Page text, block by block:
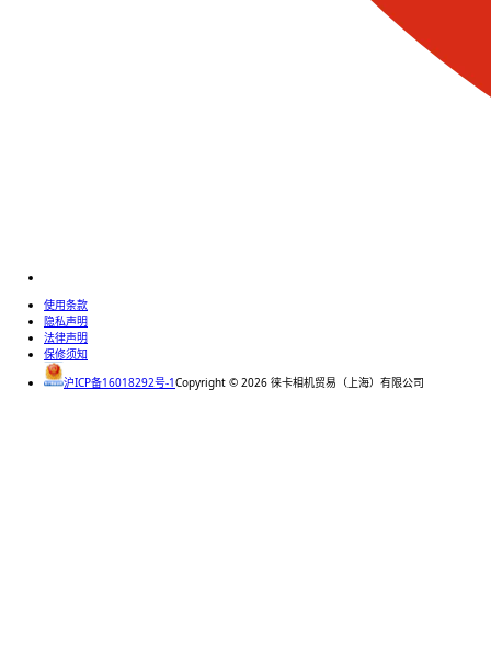
使用条款
隐私声明
法律声明
保修须知
沪ICP备16018292号-1Copyright © 2026 徕卡相机贸易（上海）有限公司